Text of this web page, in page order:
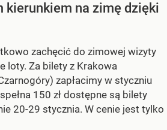
kierunkiem na zimę dzięki
zachęcić do zimowej wizyty
loty. Za bilety z Krakowa
zapłacimy w styczniu
150 zł dostępne są bilety
20-29 stycznia. W cenie jest tylko